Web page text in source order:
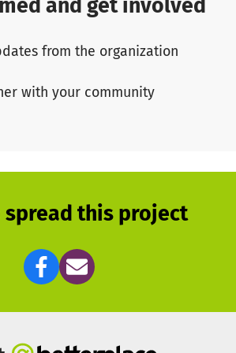
Bonner vor 45 Jahren entstanden
übernehmen und neue Räume
Sie Jamal einen Platz auf
anderen zeichnen kann.
sein, dass Ihre Spende dem
and get involved
from the organization
with your community
spread this project